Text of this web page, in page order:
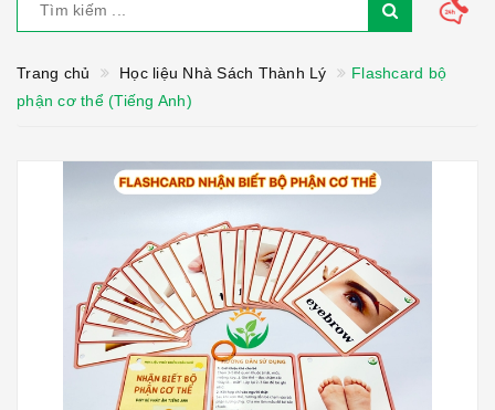
Trang chủ Học liệu Nhà Sách Thành Lý
Flashcard bộ
phận cơ thể (Tiếng Anh)